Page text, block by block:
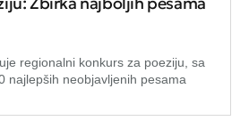
regionalni konkurs za poeziju, sa
najlepših neobjavljenih pesama